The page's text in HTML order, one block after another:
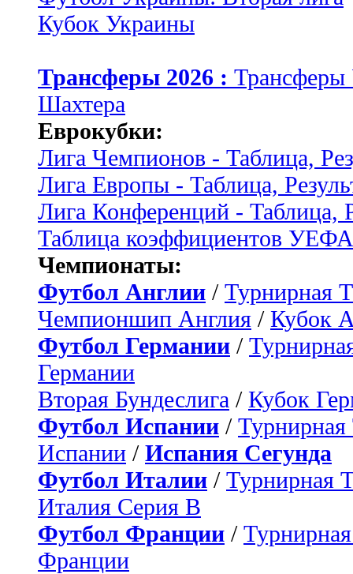
Кубок Украины
Трансферы 2026 :
Шахтера
Еврокубки:
Лига Чемпионов - Таблица,
Лига Европы - Таблица,
Лига Конференций - Таблица,
Таблица коэффициентов УЕФА
Чемпионаты:
Футбол Англии / Турнирная
Чемпионшип Англия / Кубок
Футбол Германии /
Германии
Вторая Бундеслига / Кубок
Футбол Испании / Турнирная
Испании / Испания Сегунда
Футбол Италии / Турнирная
Италия Серия B
Футбол Франции /
Франции